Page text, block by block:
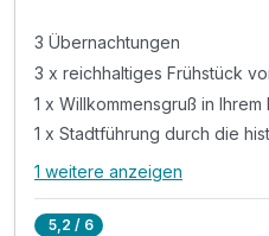
3 Übernachtungen
3 x reichhaltiges Frühstück
1 x Willkommensgruß in Ihrem
1 x Stadtführung durch die
Alle Inklusivleistungen
1 weitere anzeigen
5,2 / 6